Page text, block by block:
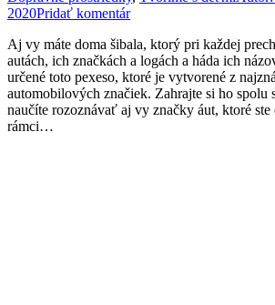
2020Pridať komentár
Aj vy máte doma šibala, ktorý pri každej
autách, ich značkách a logách a háda ich
určené toto pexeso, ktoré je vytvorené z
automobilových značiek. Zahrajte si ho spolu
naučíte rozoznávať aj vy značky áut, ktoré
rámci…